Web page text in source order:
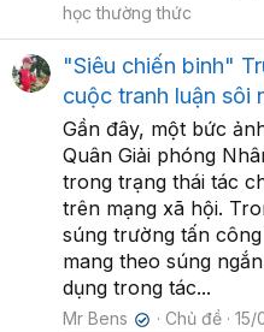
học thường thức
"Siêu chiến binh"
cuộc tranh luận sôi
Gần đây, một bức
Quân Giải phóng
trong trạng thái tác
trên mạng xã hội.
súng trường tấn
mang theo súng
dụng trong tác...
Mr Bens ✔ Chủ đề 15/